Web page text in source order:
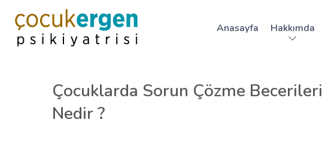
Anasayfa Hakkımda
Çocuklarda Sorun Çözme Becerileri
Nedir ?